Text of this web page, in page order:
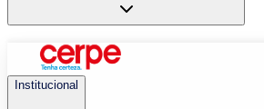
Institucional